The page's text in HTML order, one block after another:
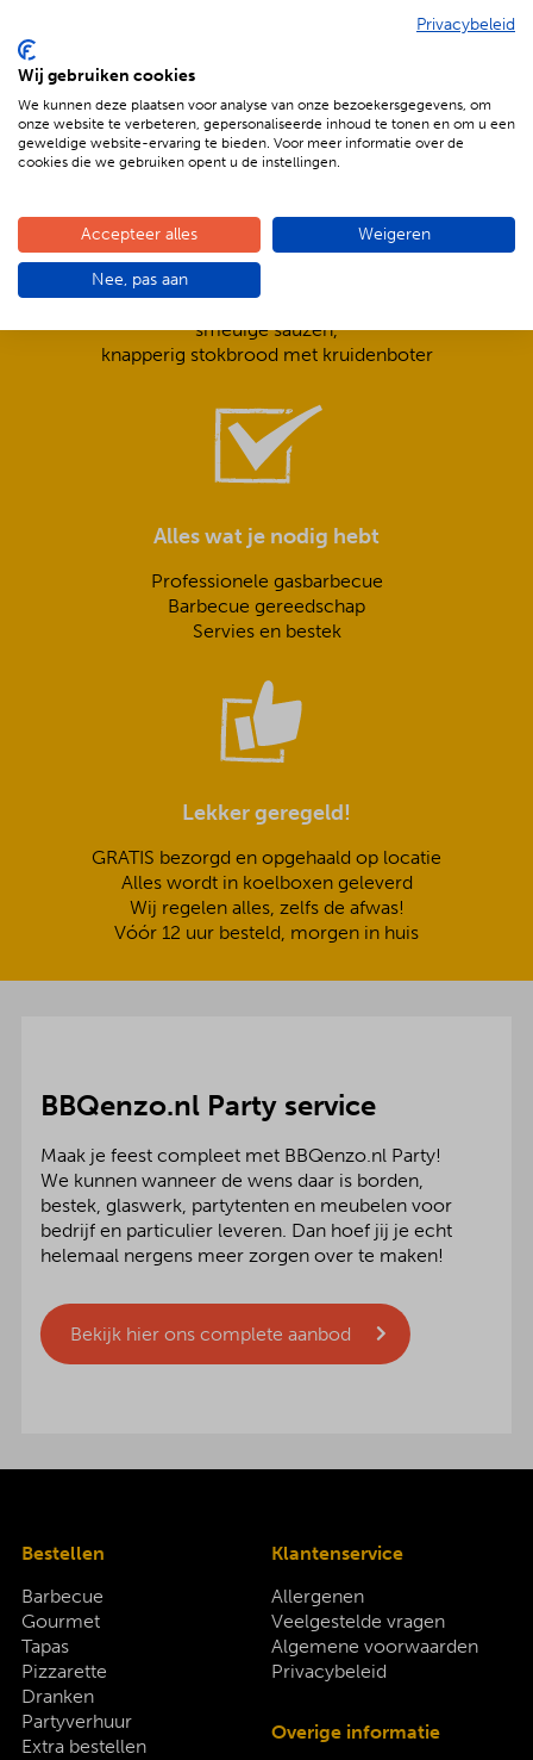
De voordelen van BBQenzo.nl
Compleet is ook écht compleet!
Frisse salades,
smeuïge sauzen,
knapperig stokbrood met kruidenboter
Alles wat je nodig hebt
Professionele gasbarbecue
Barbecue gereedschap
Servies en bestek
Lekker geregeld!
GRATIS bezorgd en opgehaald op locatie
Alles wordt in koelboxen geleverd
Wij regelen alles, zelfs de afwas!
Vóór 12 uur besteld, morgen in huis
BBQenzo.nl Party service
Maak je feest compleet met BBQenzo.nl Party!
We kunnen wanneer de wens daar is borden,
bestek, glaswerk, partytenten en meubelen voor
bedrijf en particulier leveren. Dan hoef jij je echt
helemaal nergens meer zorgen over te maken!
Bekijk hier ons complete aanbod
Bestellen
Barbecue
Gourmet
Tapas
Pizzarette
Dranken
Partyverhuur
Extra bestellen
Klantenservice
Allergenen
Veelgestelde vragen
Algemene voorwaarden
Privacybeleid
Overige informatie
Privacybeleid
Wij gebruiken cookies
We kunnen deze plaatsen voor analyse van onze bezoekersgegevens, om
onze website te verbeteren, gepersonaliseerde inhoud te tonen en om u een
geweldige website-ervaring te bieden. Voor meer informatie over de
cookies die we gebruiken opent u de instellingen.
Accepteer alles Weigeren
Nee, pas aan